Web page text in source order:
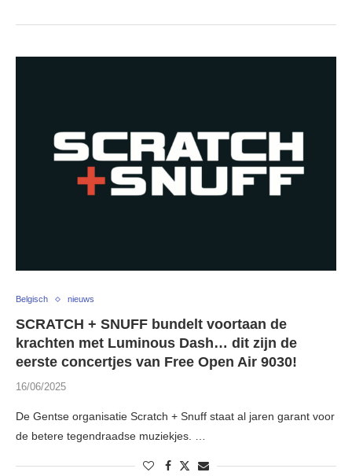
Belgisch nieuws
SCRATCH + SNUFF bundelt voortaan de
krachten met Luminous Dash… dit zijn de
eerste concertjes van Free Open Air 9030!
16/06/2025
De Gentse organisatie Scratch + Snuff staat al jaren garant voor
de betere tegendraadse muziekjes. …